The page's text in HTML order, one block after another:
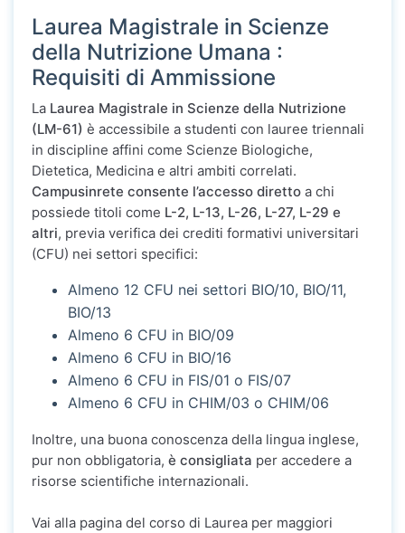
Laurea Magistrale in Scienze
della Nutrizione Umana :
Requisiti di Ammissione
La Laurea Magistrale in Scienze della Nutrizione
(LM-61) è accessibile a studenti con lauree triennali
in discipline affini come Scienze Biologiche,
Dietetica, Medicina e altri ambiti correlati.
Campusinrete consente l’accesso diretto a chi
possiede titoli come L-2, L-13, L-26, L-27, L-29 e
altri, previa verifica dei crediti formativi universitari
(CFU) nei settori specifici:
Almeno 12 CFU nei settori BIO/10, BIO/11,
BIO/13
Almeno 6 CFU in BIO/09
Almeno 6 CFU in BIO/16
Almeno 6 CFU in FIS/01 o FIS/07
Almeno 6 CFU in CHIM/03 o CHIM/06
Inoltre, una buona conoscenza della lingua inglese,
pur non obbligatoria, è consigliata per accedere a
risorse scientifiche internazionali.
Vai alla pagina del corso di Laurea per maggiori